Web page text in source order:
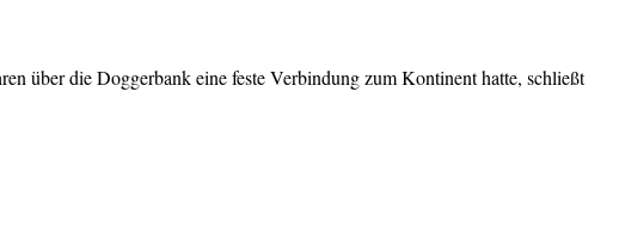
über die Doggerbank eine feste Verbindung zum Kontinent hatte, schließt